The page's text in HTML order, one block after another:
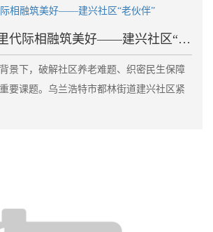
银龄聚力暖邻里代际相融筑美好——建兴社区“老伙伴”
，破解社区养老难题、织密民生保障
要课题。乌兰浩特市都林街道建兴社区紧